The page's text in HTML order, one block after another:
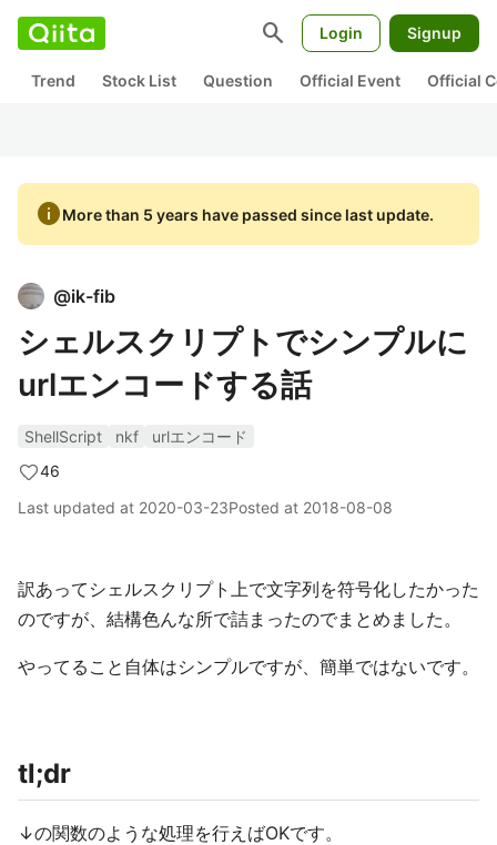
search Login Signup
Trend Stock List Question Official Event Official
infoMore than 5 years have passed since last update.
@ik-fib
シェルスクリプトでシンプルに
urlエンコードする話
ShellScript nkf
urlエンコード
46
Last updated at 2020-03-23Posted at 2018-08-08
訳あってシェルスクリプト上で文字列を符号化したかった
のですが、結構色んな所で詰まったのでまとめました。
やってること自体はシンプルですが、簡単ではないです。
tl;dr
↓の関数のような処理を行えばOKです。